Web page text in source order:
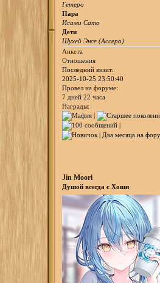
Гетеро
Пара
Исами Сато
Дети
Шухей Энсе (Ассеро)
Анкета
Отношения
Последний визит:
2025-10-25 23:50:40
Провел на форуме:
7 дней 22 часа
Награды:
Jin Moori
Душой всегда с Хоши